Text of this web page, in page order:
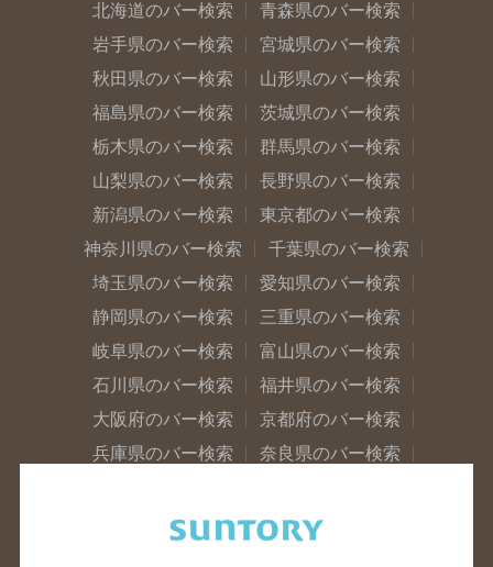
北海道のバー検索
青森県のバー検索
岩手県のバー検索
宮城県のバー検索
秋田県のバー検索
山形県のバー検索
福島県のバー検索
茨城県のバー検索
栃木県のバー検索
群馬県のバー検索
山梨県のバー検索
長野県のバー検索
新潟県のバー検索
東京都のバー検索
神奈川県のバー検索
千葉県のバー検索
埼玉県のバー検索
愛知県のバー検索
静岡県のバー検索
三重県のバー検索
岐阜県のバー検索
富山県のバー検索
石川県のバー検索
福井県のバー検索
大阪府のバー検索
京都府のバー検索
兵庫県のバー検索
奈良県のバー検索
広島県のバー検索
岡山県のバー検索